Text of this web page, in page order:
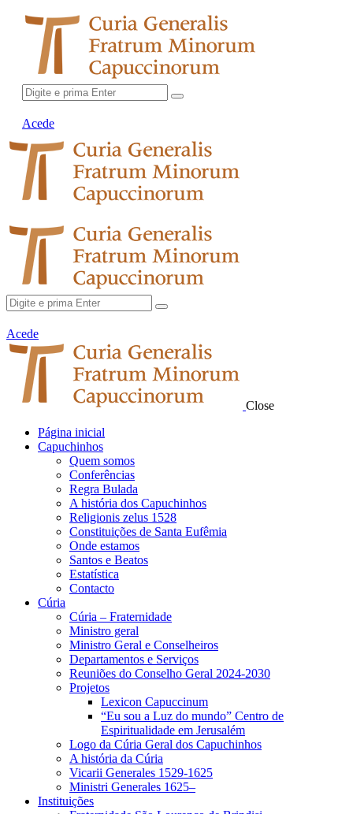
Acede
Acede
Close
Página inicial
Capuchinhos
Quem somos
Conferências
Regra Bulada
A história dos Capuchinhos
Religionis zelus 1528
Constituições de Santa Eufêmia
Onde estamos
Santos e Beatos
Estatística
Contacto
Cúria
Cúria – Fraternidade
Ministro geral
Ministro Geral e Conselheiros
Departamentos e Serviços
Reuniões do Conselho Geral 2024-2030
Projetos
Lexicon Capuccinum
“Eu sou a Luz do mundo” Centro de
Espiritualidade em Jerusalém
Logo da Cúria Geral dos Capuchinhos
A história da Cúria
Vicarii Generales 1529-1625
Ministri Generales 1625–
Instituições